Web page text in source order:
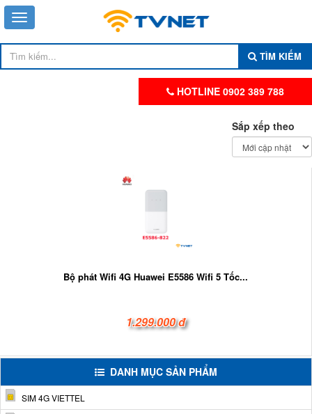
TÌM KIẾM
HOTLINE 0902 389 788
Sắp xếp theo
Bộ phát Wifi 4G Huawei E5586 Wifi 5 Tốc...
1.299.000 đ
DANH MỤC SẢN PHẨM
SIM 4G VIETTEL